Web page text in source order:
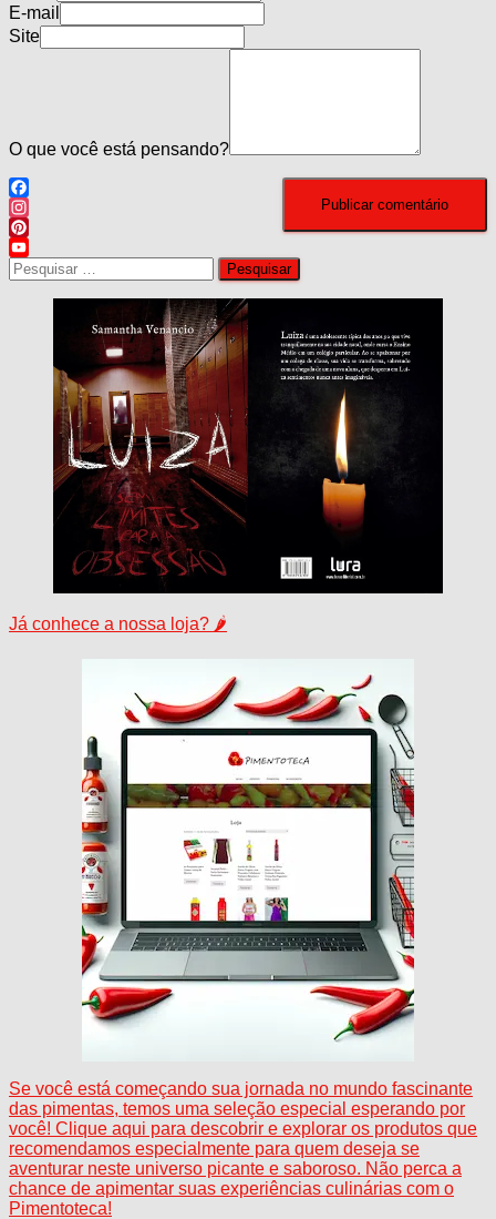
E-mail
Site
O que você está pensando?
Facebook
Instagram
Pinterest
YouTube
Channel
Pesquisar
por:
Já conhece a nossa loja? 🌶️
Se você está começando sua jornada no mundo fascinante
das pimentas, temos uma seleção especial esperando por
você! Clique aqui para descobrir e explorar os produtos que
recomendamos especialmente para quem deseja se
aventurar neste universo picante e saboroso. Não perca a
chance de apimentar suas experiências culinárias com o
Pimentoteca!